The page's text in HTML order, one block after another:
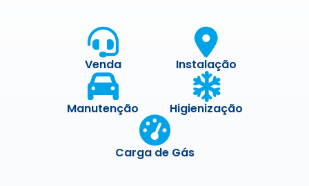
Venda Instalação
Manutenção Higienização
Carga de Gás